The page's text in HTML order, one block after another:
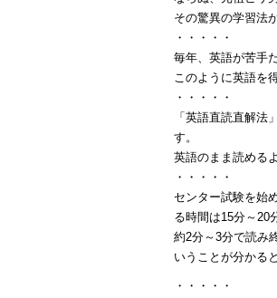
その驚異の学習法
・・・・・
毎年、英語が苦手
このように英語を
・・・・・
「英語直読直解
す。
英語のまま読める
・・・・・
センター試験を始
る時間は15分～20
約2分～3分で読み
いうことが分かる
・・・・・